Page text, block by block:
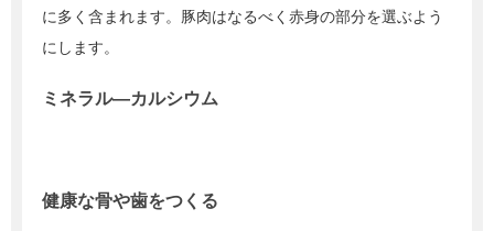
に多く含まれます。豚肉はなるべく赤身の部分を選ぶよう
にします。
ミネラル―カルシウム
健康な骨や歯をつくる